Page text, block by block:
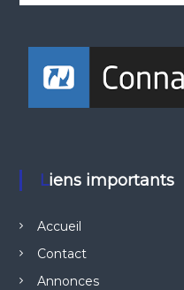
Liens importants
Accueil
Contact
Annonces